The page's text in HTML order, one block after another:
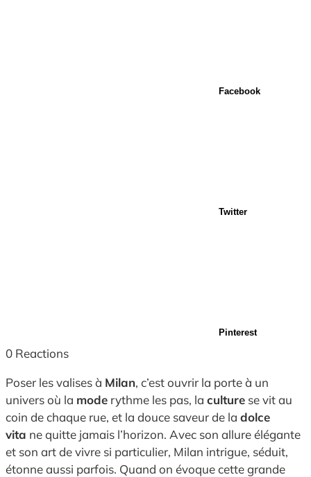
Facebook
Twitter
Pinterest
0 Reactions
Poser les valises à Milan, c’est ouvrir la porte à un
univers où la mode rythme les pas, la culture se vit au
coin de chaque rue, et la douce saveur de la dolce
vita ne quitte jamais l’horizon. Avec son allure élégante
et son art de vivre si particulier, Milan intrigue, séduit,
étonne aussi parfois. Quand on évoque cette grande